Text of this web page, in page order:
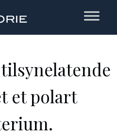
et polart